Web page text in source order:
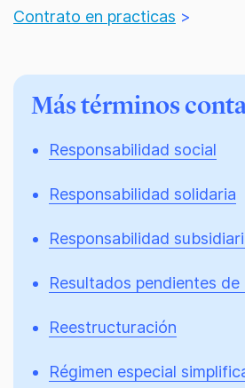
Contrato en practicas >
Más términos
Responsabilidad social
Responsabilidad solidaria
Responsabilidad
Resultados pendientes de
Reestructuración
Régimen especial